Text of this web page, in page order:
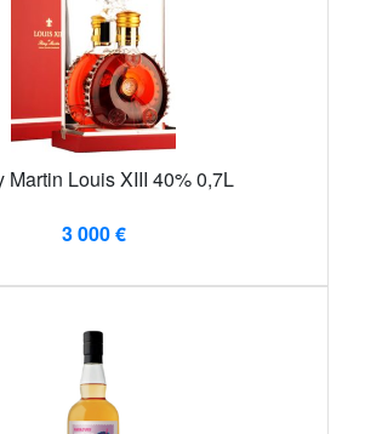
Martin Louis XIII 40% 0,7L
3 000 €